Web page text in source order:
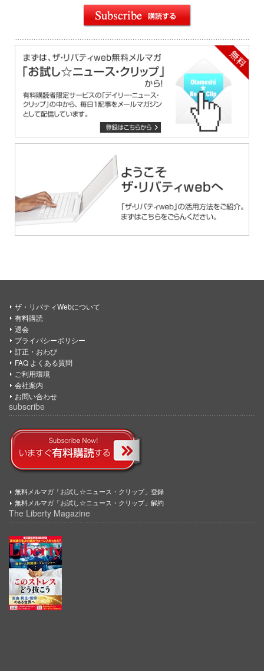
ザ・リバティWebについて
有料購読
退会
プライバシーポリシー
訂正・おわび
FAQ よくある質問
ご利用環境
会社案内
お問い合わせ
subscribe
無料メルマガ「お試し☆ニュース・クリップ」登録
無料メルマガ「お試し☆ニュース・クリップ」解約
The Liberty Magazine